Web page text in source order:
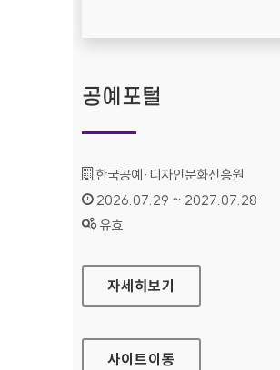
공예포털
기관명 :
한국공예·디자인문화진흥원
인증기간 :
2026.07.29 ~ 2027.07.28
상태 :
유효
공예포털
자세히보기
사이트이동